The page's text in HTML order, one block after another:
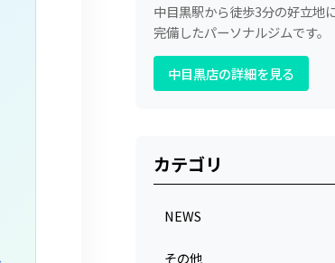
中目黒駅から徒歩3分の好立地
完備したパーソナルジムです。
中目黒店の詳細を見る
カテゴリ
NEWS
その他